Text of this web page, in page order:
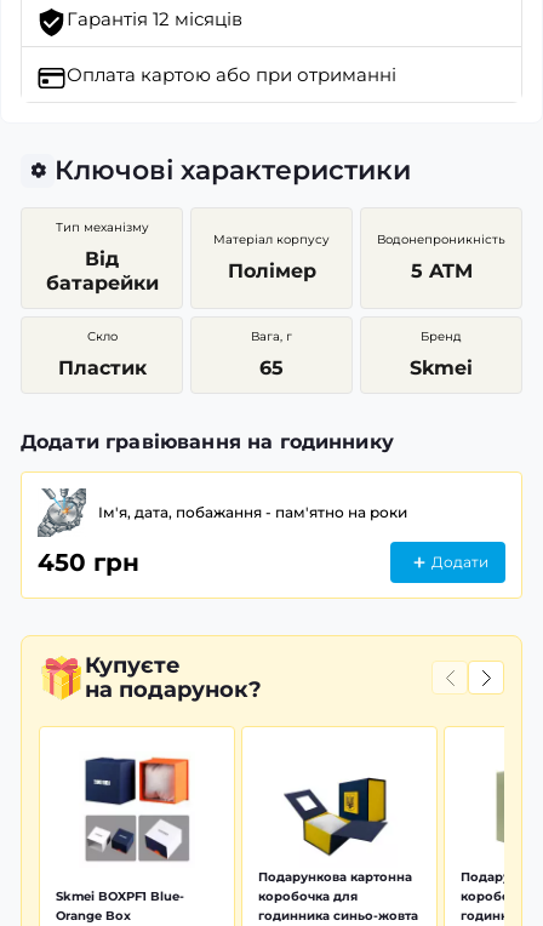
Гарантія 12 місяців
Оплата картою або при отриманні
Ключові характеристики
Тип механізму
Від
батарейки
Матеріал корпусу
Полімер
Водонепроникність
5 ATM
Скло
Пластик
Вага, г
65
Бренд
Skmei
Додати гравіювання на годиннику
Ім'я, дата, побажання - пам'ятно на роки
450 грн Додати
Купуєте
на подарунок?
Skmei BOXPF1 Blue-
Orange Box
Подарункова картонна
коробочка для
годинника синьо-жовта
коробочка
годинника